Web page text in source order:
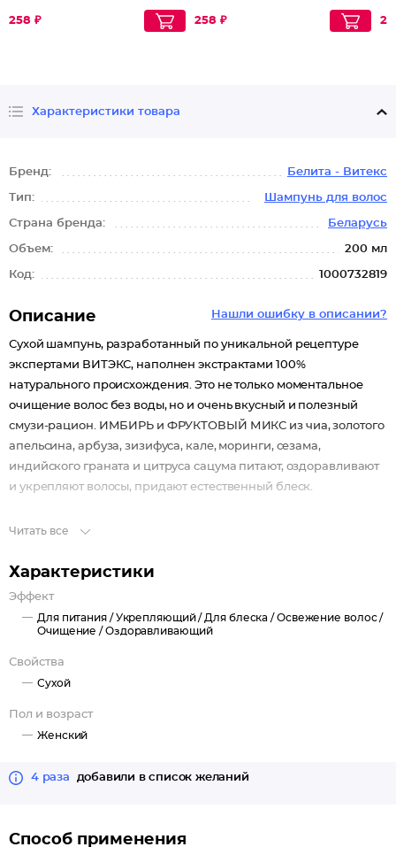
ниацинамидом
258 ₽ 258 ₽
Характеристики товара
Бренд: Белита - Витекс
Тип: Шампунь для волос
Страна бренда: Беларусь
Объем: 200 мл
Код: 1000732819
Нашли ошибку в описании?
Описание
Сухой шампунь, разработанный по уникальной рецептуре
экспертами ВИТЭКС, наполнен экстрактами 100%
натурального происхождения. Это не только моментальное
очищение волос без воды, но и очень вкусный и полезный
смузи-рацион. ИМБИРЬ и ФРУКТОВЫЙ МИКС из чиа, золотого
апельсина, арбуза, зизифуса, кале, моринги, сезама,
индийского граната и цитруса сацума питают, оздоравливают
и укрепляют волосы, придают естественный блеск.
Читать все
Характеристики
Эффект
Для питания /Укрепляющий / Для блеска /Освежение волос /
Очищение /Оздоравливающий
Свойства
Сухой
Пол и возраст
Женский
4 раза добавили в список желаний
Способ применения